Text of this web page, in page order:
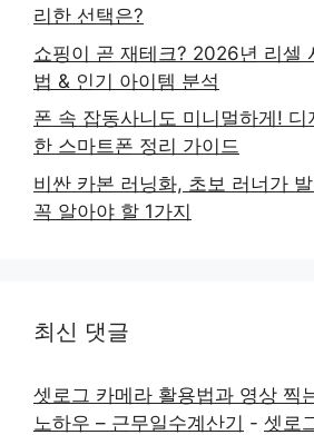
리한 선택은?
쇼핑이 곧 재테크? 2026년 리셀
법 & 인기 아이템 분석
폰 속 잡동사니도 미니멀하게! 디
한 스마트폰 정리 가이드
비싼 카본 러닝화, 초보 러너가
꼭 알아야 할 1가지
최신 댓글
셋로그 카메라 활용법과 영상 찍
노하우 – 근무일수계산기 - 셋로